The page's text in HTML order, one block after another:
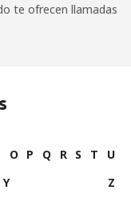
te ofrecen llamadas
O P Q R S T
U
Y Z